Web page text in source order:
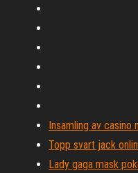
Insamling av casino
Topp svart jack
Lady gaga mask